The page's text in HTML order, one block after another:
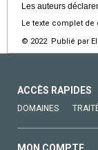
Les auteurs
Le texte complet de
© 2022 Publié par
ACCÈS RAPIDES
DOMAINES